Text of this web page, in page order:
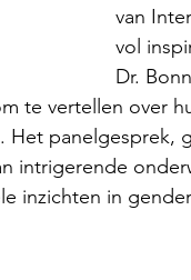
van
vol
Dr.
te vertellen over
Het
intrigerende
inzichten in